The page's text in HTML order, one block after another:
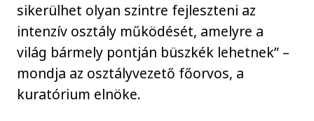
sikerülhet olyan szintre fejleszteni az
intenzív osztály működését, amelyre a
világ bármely pontján büszkék lehetnek” –
mondja az osztályvezető főorvos, a
kuratórium elnöke.